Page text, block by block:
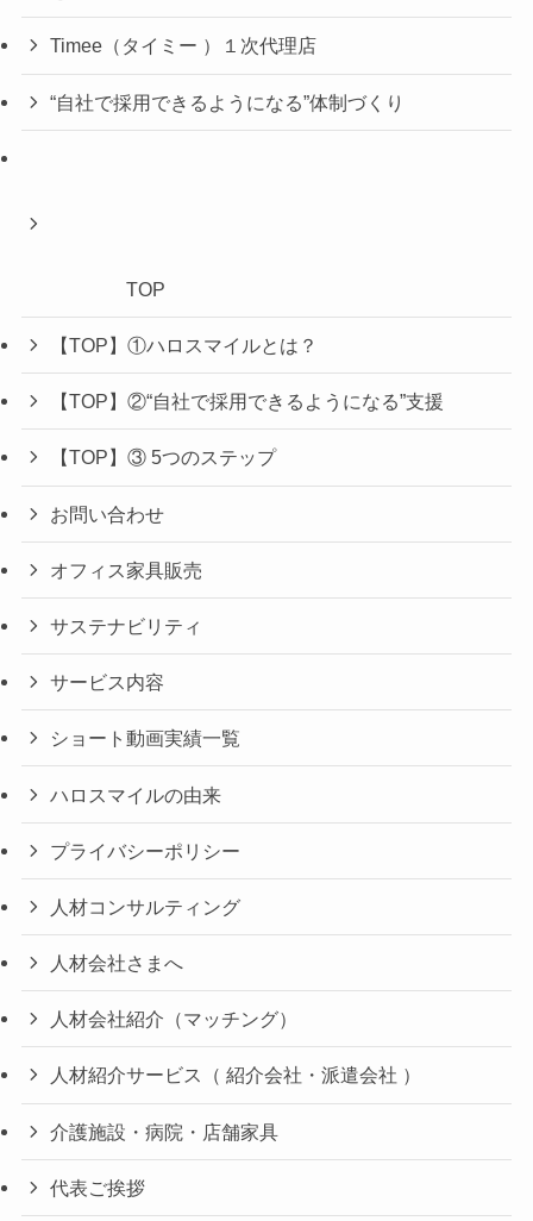
Timee（タイミー ）１次代理店
“自社で採用できるようになる”体制づくり
TOP
【TOP】①ハロスマイルとは？
【TOP】②“自社で採用できるようになる”支援
【TOP】③ 5つのステップ
お問い合わせ
オフィス家具販売
サステナビリティ
サービス内容
ショート動画実績一覧
ハロスマイルの由来
プライバシーポリシー
人材コンサルティング
人材会社さまへ
人材会社紹介（マッチング）
人材紹介サービス（ 紹介会社・派遣会社 ）
介護施設・病院・店舗家具
代表ご挨拶